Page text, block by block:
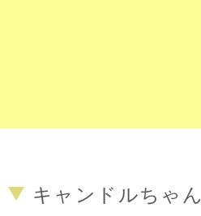
キャンドルちゃん